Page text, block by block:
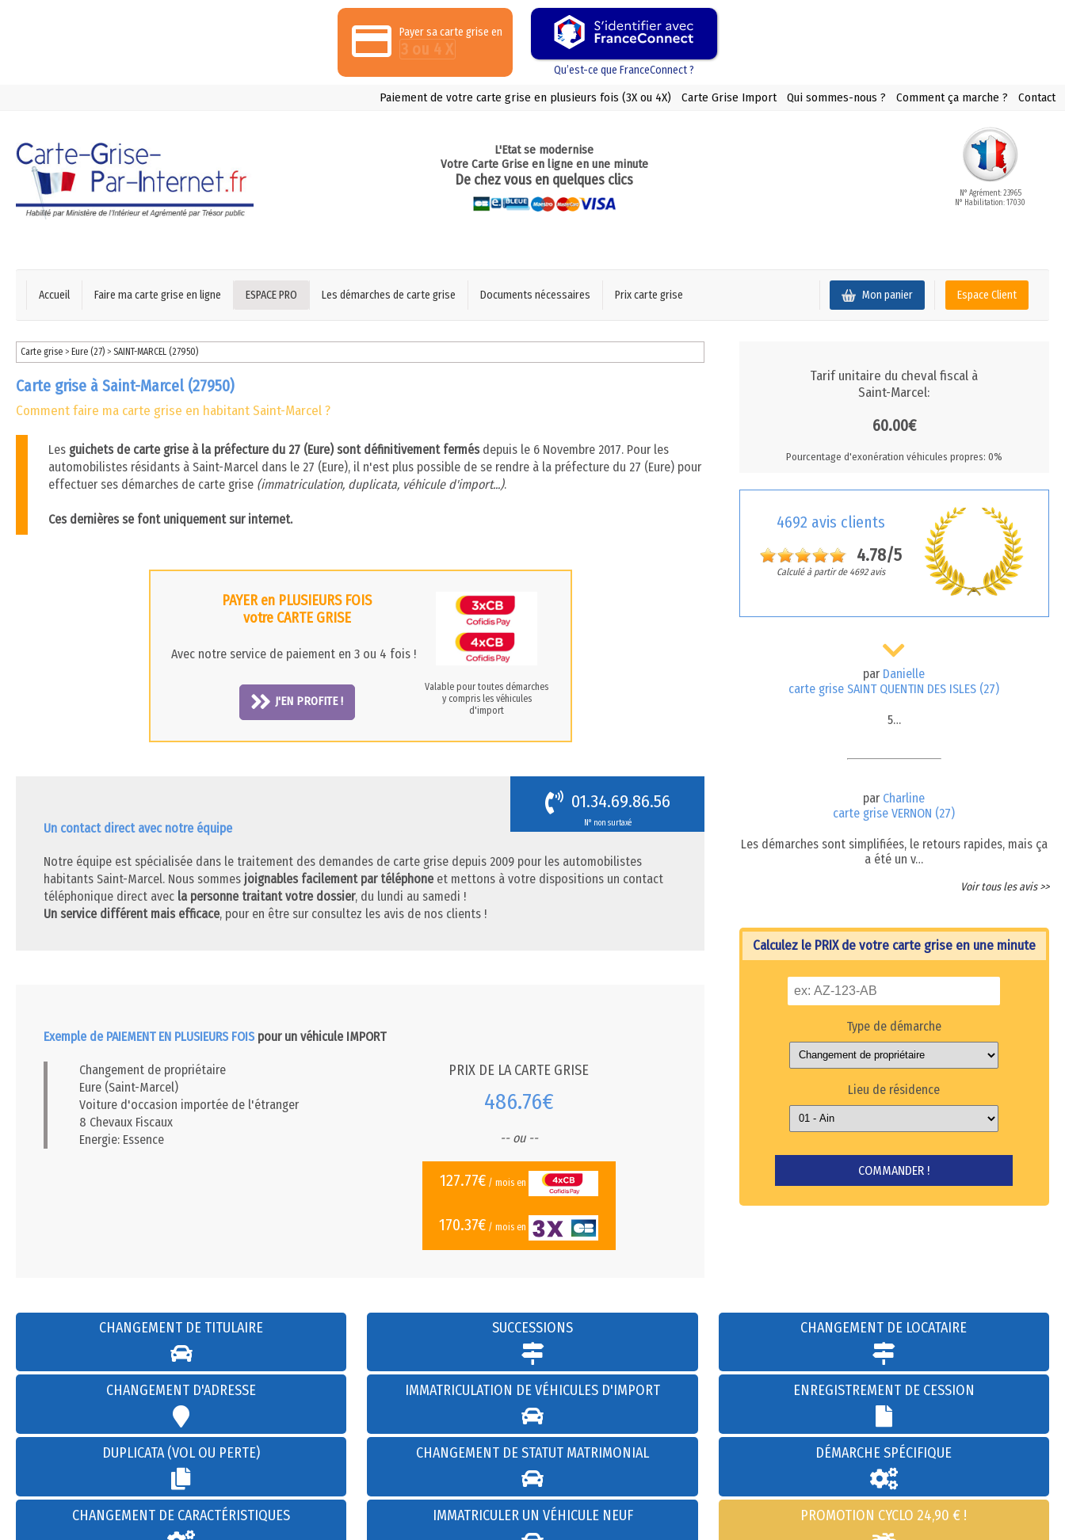
Payer sa carte grise en
3 ou 4 X
Qu’est-ce que FranceConnect ?
Paiement de votre carte grise en plusieurs fois (3X ou 4X) Carte Grise Import Qui sommes-nous ? Comment ça marche ? Contact
L'Etat se modernise
Votre Carte Grise en ligne en une minute
De chez vous en quelques clics
N° Agrément: 23965
N° Habilitation: 17030
Accueil Faire ma carte grise en ligne ESPACE PRO Les démarches de carte grise Documents nécessaires Prix carte grise Espace Client
Mon panier
Carte grise > Eure (27)>SAINT-MARCEL (27950)
Carte grise à Saint-Marcel (27950)
Comment faire ma carte grise en habitant Saint-Marcel ?
Les guichets de carte grise à la préfecture du 27 (Eure) sont définitivement fermés depuis le 6 Novembre 2017. Pour les
automobilistes résidants à Saint-Marcel dans le 27 (Eure), il n'est plus possible de se rendre à la préfecture du 27 (Eure) pour
effectuer ses démarches de carte grise (immatriculation, duplicata, véhicule d'import...).
Ces dernières se font uniquement sur internet.
PAYER en PLUSIEURS FOIS
votre CARTE GRISE
Avec notre service de paiement en 3 ou 4 fois !
J'EN PROFITE !
Valable pour toutes démarches
y compris les véhicules
d'import
Un contact direct avec notre équipe
01.34.69.86.56
N° non surtaxé
Notre équipe est spécialisée dans le traitement des demandes de carte grise depuis 2009 pour les automobilistes
habitants Saint-Marcel. Nous sommes joignables facilement par téléphoneet mettons à votre dispositions un contact
téléphonique direct avec la personne traitant votre dossier, du lundi au samedi !
Un service différent mais efficace, pour en être sur consultez les avis de nos clients !
Exemple de PAIEMENT EN PLUSIEURS FOISpour un véhicule IMPORT
Changement de propriétaire
Eure (Saint-Marcel)
Voiture d'occasion importée de l'étranger
8 Chevaux Fiscaux
Energie: Essence
PRIX DE LA CARTE GRISE
486.76€
-- ou --
127.77€/ mois en
170.37€ / mois en
Tarif unitaire du cheval fiscal à
Saint-Marcel:
60.00€
Pourcentage d'exonération véhicules propres: 0%
4692 avis clients
4.78/5
Calculé à partir de 4692 avis
par Danielle
carte grise SAINT QUENTIN DES ISLES (27)
5…
par Charline
carte grise VERNON (27)
Les démarches sont simplifiées, le retours rapides, mais ça
a été un v…
Voir tous les avis >>
Calculez le PRIX de votre carte grise en une minute
Type de démarche
Lieu de résidence
CHANGEMENT DE TITULAIRE
CHANGEMENT D'ADRESSE
DUPLICATA (VOL OU PERTE)
CHANGEMENT DE CARACTÉRISTIQUES
SUCCESSIONS
IMMATRICULATION DE VÉHICULES D'IMPORT
CHANGEMENT DE STATUT MATRIMONIAL
IMMATRICULER UN VÉHICULE NEUF
CHANGEMENT DE LOCATAIRE
ENREGISTREMENT DE CESSION
DÉMARCHE SPÉCIFIQUE
PROMOTION CYCLO 24,90 € !